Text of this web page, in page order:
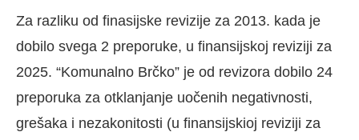
Za razliku od finasijske revizije za 2013. kada je
dobilo svega 2 preporuke, u finansijskoj reviziji za
2025. “Komunalno Brčko” je od revizora dobilo 24
preporuka za otklanjanje uočenih negativnosti,
grešaka i nezakonitosti (u finansijskioj reviziji za